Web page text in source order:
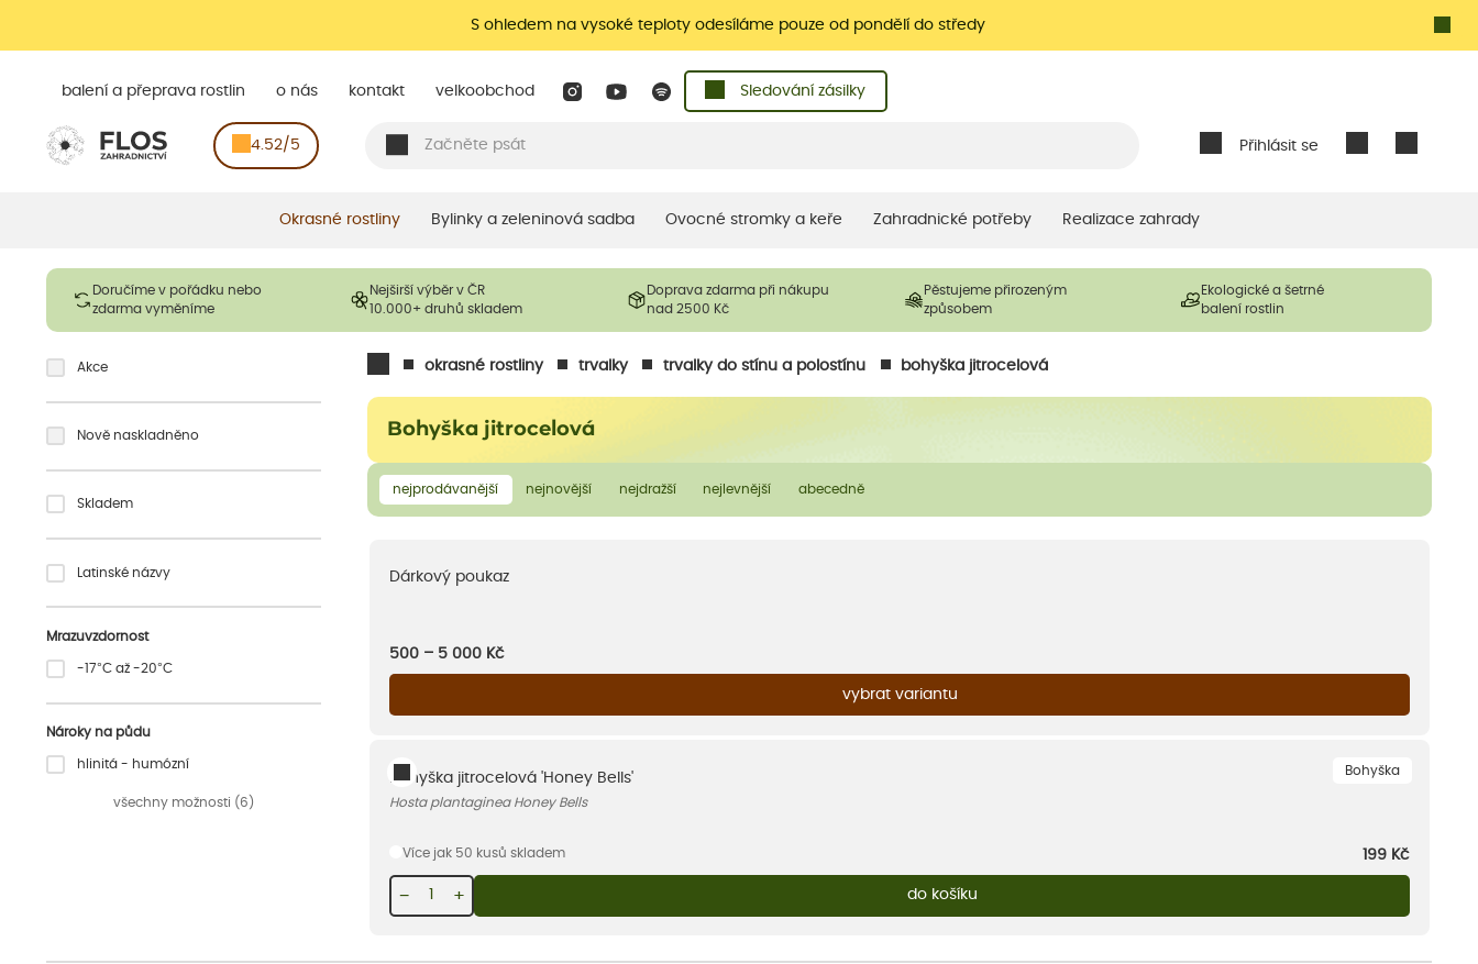
S ohledem na vysoké teploty odesíláme pouze od pondělí do středy
Přihlásit se
balení a přeprava rostlin o nás kontakt velkoobchod Sledování zásilky
4.52/5
Okrasné rostliny Bylinky a zeleninová sadba Ovocné stromky a keře Zahradnické potřeby Realizace zahrady
Doručíme v pořádku nebo
zdarma vyměníme
Nejširší výběr v ČR
10.000+ druhů skladem
Doprava zdarma při nákupu
nad 2500 Kč
Pěstujeme přirozeným
způsobem
Ekologické a šetrné
balení rostlin
okrasné rostliny trvalky trvalky do stínu a polostínu bohyška jitrocelová
Bohyška jitrocelová
nejprodávanější nejnovější nejdražší nejlevnější abecedně
Akce
Nově naskladněno
Skladem
Latinské názvy
Mrazuvzdornost
-17°C až -20°C
Nároky na půdu
hlinitá - humózní
všechny možnosti (6)
Dárkový poukaz
500 – 5 000 Kč
vybrat variantu
Bohyška
Bohyška jitrocelová 'Honey Bells'
Hosta plantaginea Honey Bells
Více jak 50 kusů skladem 199 Kč
+
− do košíku